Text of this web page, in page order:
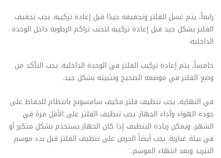
رابعاً، يتم غسل الفلتر وتجفيفه جيدًا قبل إعادة تركيبه. يجب تجفيف
الفلتر بشكل جيد قبل إعادة تركيبه لتجنب تراكم الرطوبة داخل الوحدة
الداخلية.
خامساً، يتم إعادة تركيب الفلتر في الوحدة الداخلية. يجب التأكد من
وضع الفلتر في موضعه الصحيح وتثبيته بشكل جيد.
في النهاية، يجب تنظيف فلتر مكيف سامسونج بانتظام للحفاظ على
جودة الهواء وأداء الجهاز. يجب تنظيف الفلتر على الأقل مرة في
الشهر، ويمكن زيادة التنظيف إذا كان الجهاز يستخدم بشكل متكرر أو
في بيئة غبارية. يجب أيضاً الحرص على تنظيف الفلتر قبل بدء موسم
التبريد وبعد انتهاء الموسم.